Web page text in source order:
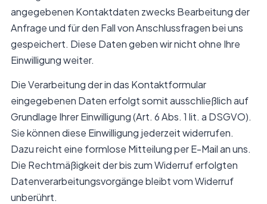
angegebenen Kontaktdaten zwecks Bearbeitung der
Anfrage und für den Fall von Anschlussfragen bei uns
gespeichert. Diese Daten geben wir nicht ohne Ihre
Einwilligung weiter.
Die Verarbeitung der in das Kontaktformular
eingegebenen Daten erfolgt somit ausschließlich auf
Grundlage Ihrer Einwilligung (Art. 6 Abs. 1 lit. a DSGVO).
Sie können diese Einwilligung jederzeit widerrufen.
Dazu reicht eine formlose Mitteilung per E-Mail an uns.
Die Rechtmäßigkeit der bis zum Widerruf erfolgten
Datenverarbeitungsvorgänge bleibt vom Widerruf
unberührt.